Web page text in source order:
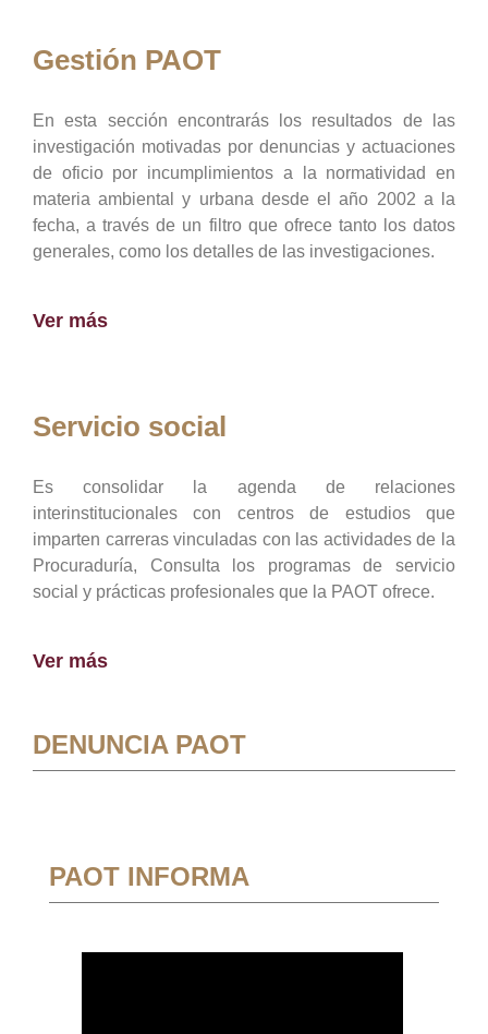
Gestión PAOT
En esta sección encontrarás los resultados de las
investigación motivadas por denuncias y actuaciones
de oficio por incumplimientos a la normatividad en
materia ambiental y urbana desde el año 2002 a la
fecha, a través de un filtro que ofrece tanto los datos
generales, como los detalles de las investigaciones.
Ver más
Servicio social
Es consolidar la agenda de relaciones
interinstitucionales con centros de estudios que
imparten carreras vinculadas con las actividades de la
Procuraduría, Consulta los programas de servicio
social y prácticas profesionales que la PAOT ofrece.
Ver más
DENUNCIA PAOT
PAOT INFORMA